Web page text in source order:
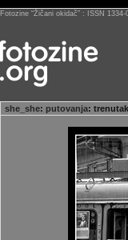
Fotozine “Žičani okidač” : ISSN
she_she: putovanja: